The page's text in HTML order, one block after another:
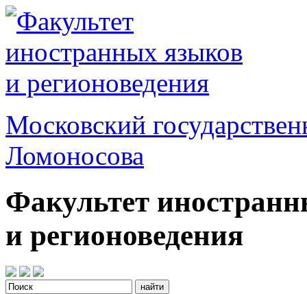
Московский
Ломоносова
Факультет
и регионоведения